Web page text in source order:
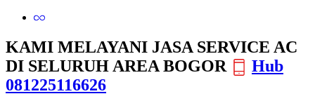
KAMI MELAYANI JASA SERVICE AC
DI SELURUH AREA BOGOR
Hub
081225116626